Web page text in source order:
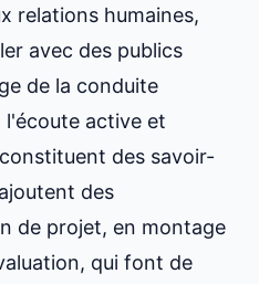
relations humaines,
avec des publics
de la conduite
l'écoute active et
des savoir-
des
de projet, en montage
qui font de